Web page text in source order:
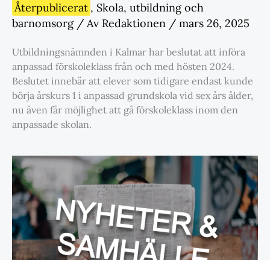
Återpublicerat , Skola, utbildning och
barnomsorg/ Av Redaktionen / mars 26, 2025
Utbildningsnämnden i Kalmar har beslutat att införa
anpassad förskoleklass från och med hösten 2024.
Beslutet innebär att elever som tidigare endast kunde
börja årskurs 1 i anpassad grundskola vid sex års ålder,
nu även får möjlighet att gå förskoleklass inom den
anpassade skolan.